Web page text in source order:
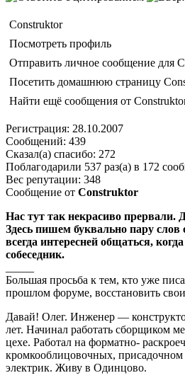
Construktor
Посмотреть профиль
Отправить личное сообщение для
Посетить домашнюю страницу
Найти ещё сообщения от
Регистрация: 28.10.2007
Сообщений: 439
Сказал(а) спасибо: 272
Поблагодарили 537 раз(а) в 172
Вес репутации: 348
Сообщение от Construktor
Нас тут так некрасиво прервали.
Здесь пишем буквально пару
всегда интересней общаться,
собеседник.
Большая просьба к тем, кто уже
прошлом форуме, восстановить
Давай! Олег. Инженер —
лет. Начинал работать сборщиком
цехе. Работал на форматно-
кромкооблицовочных, присадочном
электрик. Живу в Одинцово.